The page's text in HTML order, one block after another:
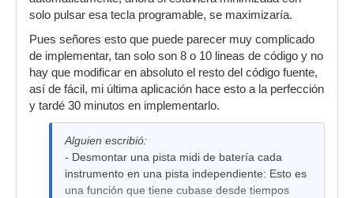
solo pulsar esa tecla programable, se maximizaría.
Pues señores esto que puede parecer muy complicado
de implementar, tan solo son 8 o 10 lineas de código y no
hay que modificar en absoluto el resto del código fuente,
así de fácil, mi última aplicación hace esto a la perfección
y tardé 30 minutos en implementarlo.
Alguien escribió:
- Desmontar una pista midi de batería cada
instrumento en una pista independiente: Esto es
una función que tiene cubase desde tiempos